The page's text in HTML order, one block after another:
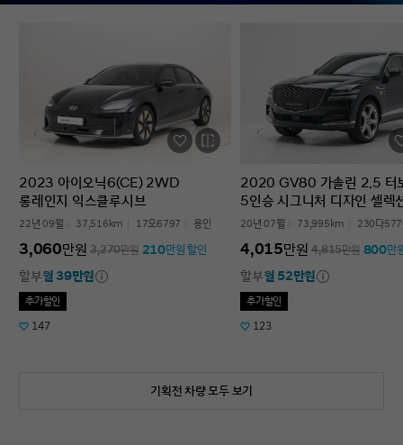
있을 것 같습니다. 중고차 구매가
처음이거나 차량 상태 확인이 어려운
분들에게는 현대인증중고차를 충분히
고려해볼 만하다고 생각합니다.
2023 아이오닉6(CE) 2WD
롱레인지 익스클루시브
22년 09월 37,516km 17오6797 용인
3,060만원 3,270만원 210만원 할인
할부월 39만원
추가할인
147
2020 GV80 가솔린 2.5 터
5인승 시그니처 디자인 셀
20년 07월 73,995km 230다
4,015만원 4,815만원 800만
할부월 52만원
추가할인
123
기획전 차량 모두 보기